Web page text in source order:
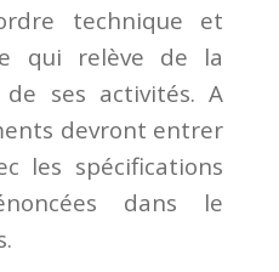
technique et
qui relève de la
ses activités. A
devront entrer
les spécifications
dans le